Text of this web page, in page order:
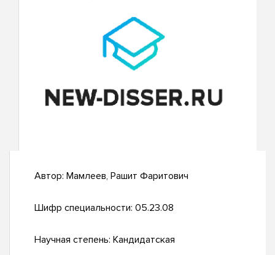
Автор: Мамлеев, Рашит Фаритович
Шифр специальности: 05.23.08
Научная степень: Кандидатская